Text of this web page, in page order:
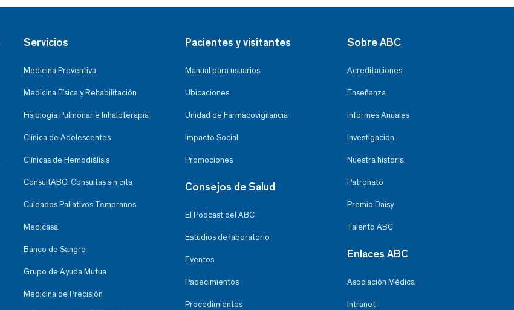
Servicios
Medicina Preventiva
Medicina Física y Rehabilitación
Fisiología Pulmonar e Inhaloterapia
Clínica de Adolescentes
Clínicas de Hemodiálisis
ConsultABC: Consultas sin cita
Cuidados Paliativos Tempranos
Medicasa
Banco de Sangre
Grupo de Ayuda Mutua
Medicina de Precisión
Pacientes y visitantes
Manual para usuarios
Ubicaciones
Unidad de Farmacovigilancia
Impacto Social
Promociones
Consejos de Salud
El Podcast del ABC
Estudios de laboratorio
Eventos
Padecimientos
Procedimientos
Sobre ABC
Acreditaciones
Enseñanza
Informes Anuales
Investigación
Nuestra historia
Patronato
Premio Daisy
Talento ABC
Enlaces ABC
Asociación Médica
Intranet